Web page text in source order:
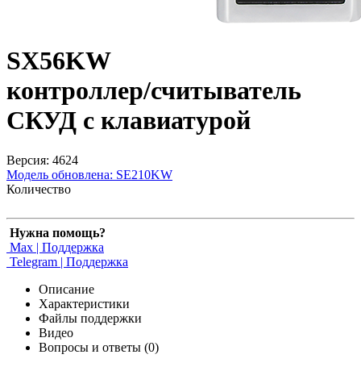
SX56KW
контроллер/считыватель
СКУД с клавиатурой
Версия: 4624
Модель обновлена: SE210KW
Количество
Нужна помощь?
Max | Поддержка
Telegram | Поддержка
Описание
Характеристики
Файлы поддержки
Видео
Вопросы и ответы (0)